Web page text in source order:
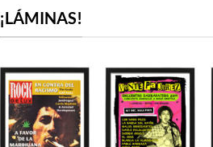
¡LÁMINAS!